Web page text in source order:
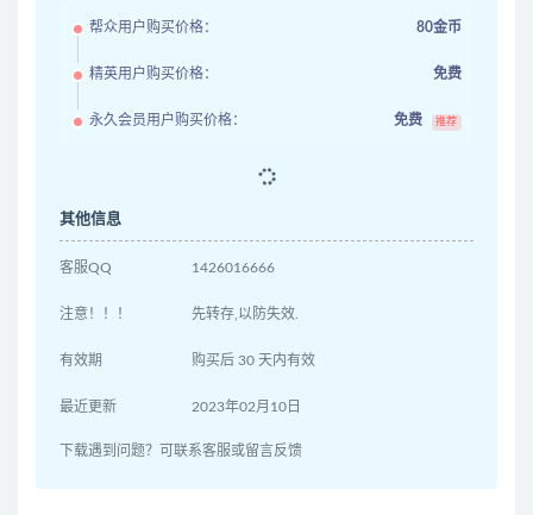
帮众用户购买价格： 80金币
精英用户购买价格： 免费
永久会员用户购买价格： 免费 推荐
其他信息
客服QQ 1426016666
注意！！！ 先转存,以防失效.
有效期 购买后 30 天内有效
最近更新 2023年02月10日
下载遇到问题？可联系客服或留言反馈